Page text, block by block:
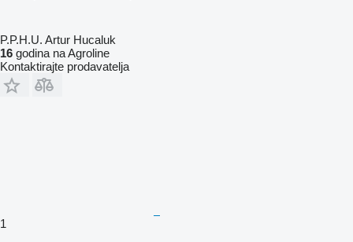
P.P.H.U. Artur Hucaluk
16 godina na Agroline
Kontaktirajte prodavatelja
1